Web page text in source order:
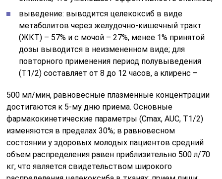
выведение: выводится целекоксиб в виде
метаболитов через желудочно-кишечный тракт
(ЖКТ) – 57% и с мочой – 27%, менее 1% принятой
дозы выводится в неизмененном виде; для
повторного применения период полувыведения
(Т1/2) составляет от 8 до 12 часов, а клиренс –
500 мл/мин, равновесные плазменные концентрации
достигаются к 5-му дню приема. Основные
фармакокинетические параметры (Сmах, AUC, Т1/2)
изменяются в пределах 30%; в равновесном
состоянии у здоровых молодых пациентов средний
объем распределения равен приблизительно 500 л/70
кг, что является свидетельством широкого